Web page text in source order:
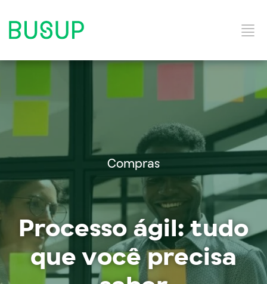
Categorias do Blog
Ebooks
Soluções e Serviços
Compras
Processo ágil: tudo
que você precisa